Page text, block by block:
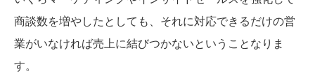
商談数を増やしたとしても、それに対応できるだけの営
業がいなければ売上に結びつかないということなりま
す。